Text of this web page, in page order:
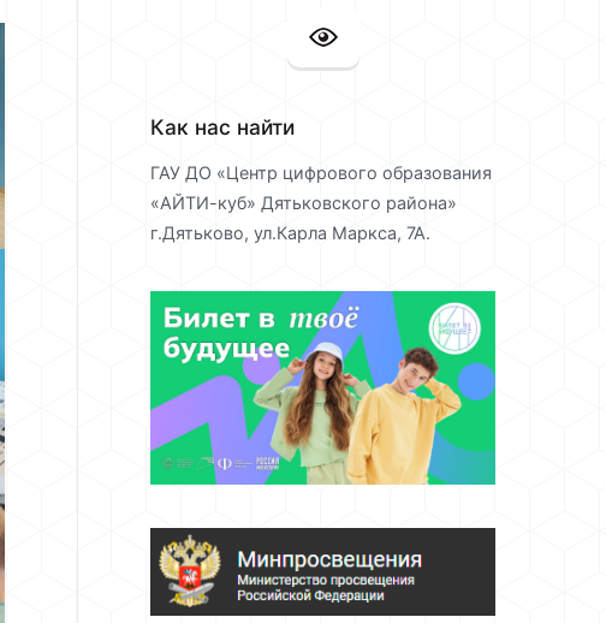
Как нас найти
ГАУ ДО «Центр цифрового образования
«АЙТИ-куб» Дятьковского района»
г.Дятьково, ул.Карла Маркса, 7А.